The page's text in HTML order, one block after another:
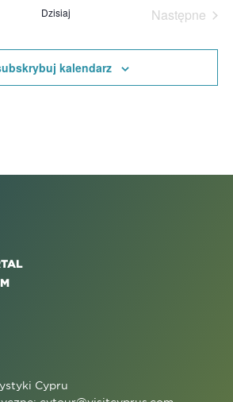
po
i
Dzisiaj
Następne
kalendarz
Cypru